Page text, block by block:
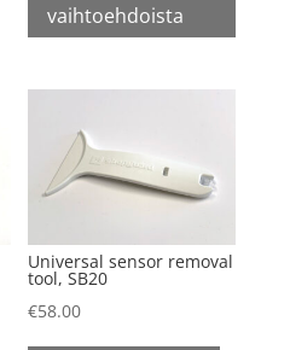
vaihtoehdoista
Universal sensor removal
tool, SB20
€58.00